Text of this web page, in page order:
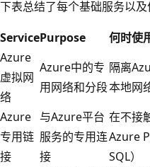
下表总结了每个基础服务以及
ServicePurpose
何时使
Azure
虚拟网
络
Azure中的专
用网络和分段
隔离
本地网
Azure
专用链
接
与Azure平台
服务的专用连
接
在不接
Azure
SQL）